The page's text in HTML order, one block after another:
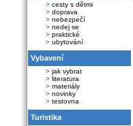
> cesty s dětmi
> doprava
> nebezpečí
> nedej se
> praktické
> ubytování
Vybavení
> jak vybrat
> literatura
> materiály
> novinky
> testovna
Turistika